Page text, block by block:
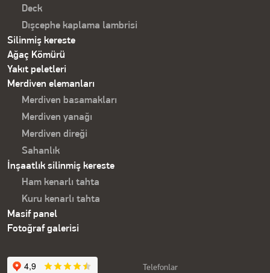
Deck
Dışcephe kaplama lambrisi
Silinmiş kereste
Ağaç Kömürü
Yakıt peletleri
Merdiven elemanları
Merdiven basamakları
Merdiven yanağı
Merdiven direği
Sahanlık
İnşaatlık silinmiş kereste
Ham kenarlı tahta
Kuru kenarlı tahta
Masif panel
Fotoğraf galerisi
Telefonlar